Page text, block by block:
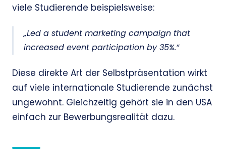
viele Studierende beispielsweise:
„Led a student marketing campaign that
increased event participation by 35%.”
Diese direkte Art der Selbstpräsentation wirkt
auf viele internationale Studierende zunächst
ungewohnt. Gleichzeitig gehört sie in den USA
einfach zur Bewerbungsrealität dazu.